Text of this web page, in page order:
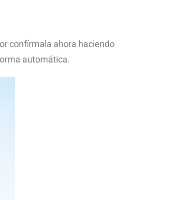
confírmala ahora haciendo
automática.